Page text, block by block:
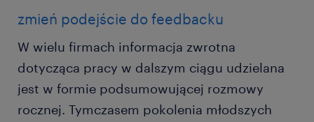
zmień podejście do feedbacku
W wielu firmach informacja zwrotna
dotycząca pracy w dalszym ciągu udzielana
jest w formie podsumowującej rozmowy
rocznej. Tymczasem pokolenia młodszych